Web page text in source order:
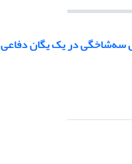
سه‌شاخگی در یک یگان دفاعی